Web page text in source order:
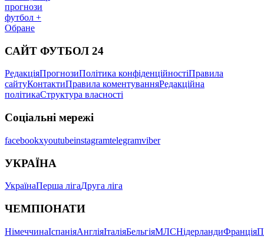
прогнози
футбол +
Обране
САЙТ ФУТБОЛ 24
РедакціяПрогнозиПолітика конфіденційностіПравила
сайтуКонтактиПравила коментуванняРедакційна
політикаСтруктура власності
Соціальні мережі
facebookxyoutubeinstagramtelegramviber
УКРАЇНА
УкраїнаПерша лігаДруга ліга
ЧЕМПІОНАТИ
НімеччинаІспаніяАнгліяІталіяБельгіяМЛСНідерландиФранція